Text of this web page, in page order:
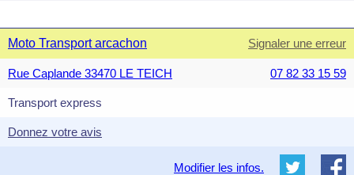
Moto Transport arcachon Signaler une erreur
Rue Caplande 33470 LE TEICH 07 82 33 15 59
Transport express
Donnez votre avis
Modifier les infos.